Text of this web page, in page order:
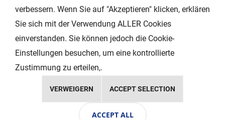
EXTRAS
Copyright © 2024 Ihr Layout - Werbeagentur
verbessern. Wenn Sie auf "Akzeptieren" klicken, erklären
Sie sich mit der Verwendung ALLER Cookies
einverstanden. Sie können jedoch die Cookie-
Einstellungen besuchen, um eine kontrollierte
Zustimmung zu erteilen,.
VERWEIGERN ACCEPT SELECTION
ACCEPT ALL